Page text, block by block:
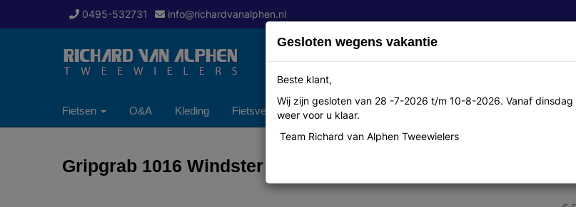
0495-532731 info@richardvanalphen.nl
Fietsen O&A Kleding Fietsverzekering Over ons
Gripgrab 1016 Windster M
Gesloten wegens vakantie
Beste klant,
Wij zijn gesloten van 28 -7-2026 t/m 10-8-2026. Vanaf
weer voor u klaar.
Team Richard van Alphen Tweewielers